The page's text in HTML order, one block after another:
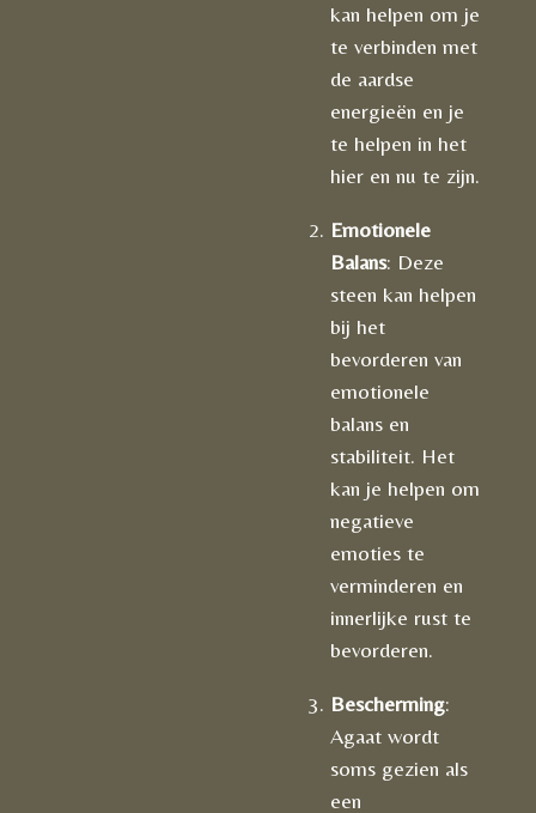
kan helpen om je
te verbinden met
de aardse
energieën en je
te helpen in het
hier en nu te zijn.
Emotionele
Balans: Deze
steen kan helpen
bij het
bevorderen van
emotionele
balans en
stabiliteit. Het
kan je helpen om
negatieve
emoties te
verminderen en
innerlijke rust te
bevorderen.
Bescherming:
Agaat wordt
soms gezien als
een